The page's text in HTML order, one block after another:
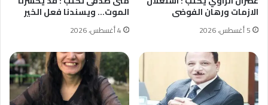
الازمات ورهان الفوضى
5 أغسطس، 2026
الموت… ويسندنا فعل الخير
4 أغسطس، 2026